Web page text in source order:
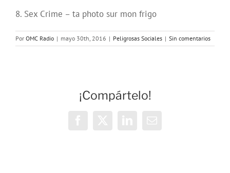
8. Sex Crime – ta photo sur mon frigo
Por OMC Radio | mayo 30th, 2016 | Peligrosas Sociales | Sin comentarios
¡Compártelo!